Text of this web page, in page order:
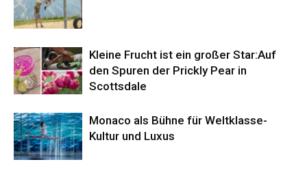
Kleine Frucht ist ein großer Star:Auf
den Spuren der Prickly Pear in
Scottsdale
Monaco als Bühne für Weltklasse-
Kultur und Luxus